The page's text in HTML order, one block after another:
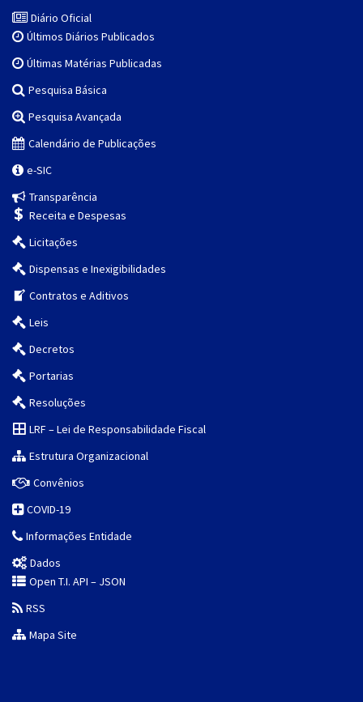
Diário Oficial
Últimos Diários Publicados
Últimas Matérias Publicadas
Pesquisa Básica
Pesquisa Avançada
Calendário de Publicações
e-SIC
Transparência
Receita e Despesas
Licitações
Dispensas e Inexigibilidades
Contratos e Aditivos
Leis
Decretos
Portarias
Resoluções
LRF – Lei de Responsabilidade Fiscal
Estrutura Organizacional
Convênios
COVID-19
Informações Entidade
Dados
Open T.I. API – JSON
RSS
Mapa Site